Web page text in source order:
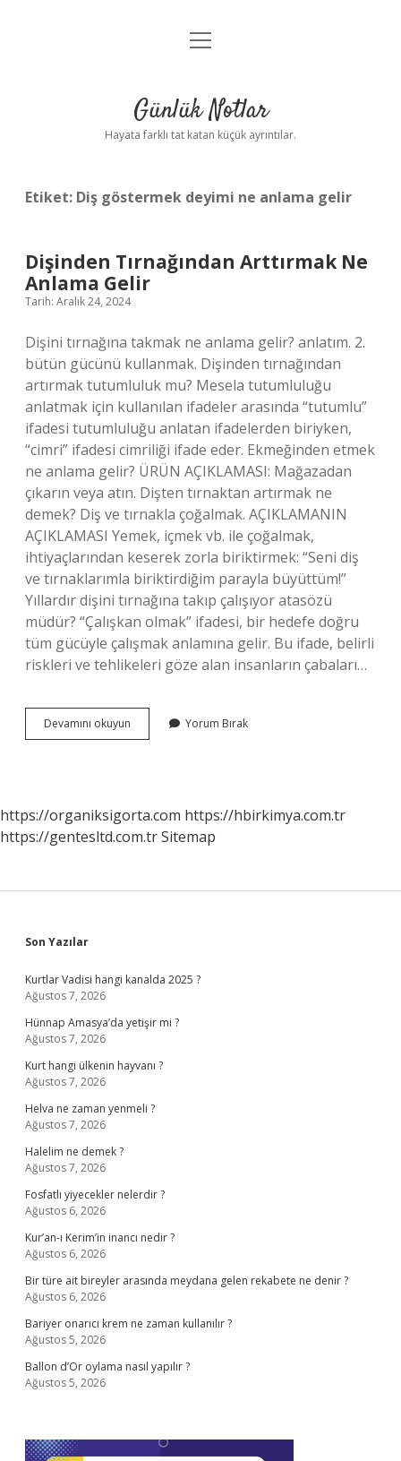
Anasayfa
Yasal Uyarı
menüyü
Günlük Notlar
Hayata farklı tat katan küçük ayrıntılar.
Etiket: Diş göstermek deyimi ne anlama gelir
Dişinden Tırnağından Arttırmak Ne
Anlama Gelir
Tarih: Aralık 24, 2024
Dişini tırnağına takmak ne anlama gelir? anlatım. 2.
bütün gücünü kullanmak. Dişinden tırnağından
artırmak tutumluluk mu? Mesela tutumluluğu
anlatmak için kullanılan ifadeler arasında “tutumlu”
ifadesi tutumluluğu anlatan ifadelerden biriyken,
“cimri” ifadesi cimriliği ifade eder. Ekmeğinden etmek
ne anlama gelir? ÜRÜN AÇIKLAMASI: Mağazadan
çıkarın veya atın. Dişten tırnaktan artırmak ne
demek? Diş ve tırnakla çoğalmak. AÇIKLAMANIN
AÇIKLAMASI Yemek, içmek vb. ile çoğalmak,
ihtiyaçlarından keserek zorla biriktirmek: “Seni diş
ve tırnaklarımla biriktirdiğim parayla büyüttüm!”
Yıllardır dişini tırnağına takıp çalışıyor atasözü
müdür? “Çalışkan olmak” ifadesi, bir hedefe doğru
tüm gücüyle çalışmak anlamına gelir. Bu ifade, belirli
riskleri ve tehlikeleri göze alan insanların çabaları…
Devamını okuyun Dişinden
Tırnağından
Yorum Bırak
https://organiksigorta.com https://hbirkimya.com.tr
https://gentesltd.com.trSitemap
Sidebar
Son Yazılar
Kurtlar Vadisi hangi kanalda 2025 ?
Ağustos 7, 2026
Hünnap Amasya’da yetişir mi ?
Ağustos 7, 2026
Kurt hangi ülkenin hayvanı ?
Ağustos 7, 2026
Helva ne zaman yenmeli ?
Ağustos 7, 2026
Halelim ne demek ?
Ağustos 7, 2026
Fosfatlı yiyecekler nelerdir ?
Ağustos 6, 2026
Kur’an-ı Kerim’in inancı nedir ?
Ağustos 6, 2026
Bir türe ait bireyler arasında meydana gelen rekabete ne denir ?
Ağustos 6, 2026
Bariyer onarıcı krem ne zaman kullanılır ?
Ağustos 5, 2026
Ballon d’Or oylama nasıl yapılır ?
Ağustos 5, 2026